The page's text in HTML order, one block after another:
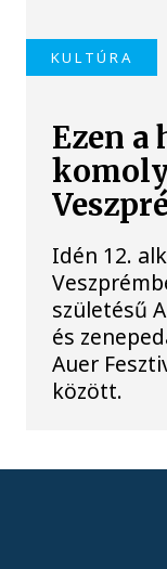
KULTÚRA
Ezen a
Idén 12.
születésű
és
Auer
között.